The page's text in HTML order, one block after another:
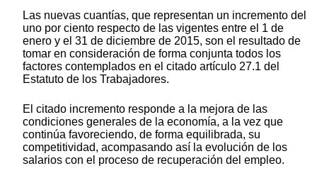
Las nuevas cuantías, que representan un incremento del
uno por ciento respecto de las vigentes entre el 1 de
enero y el 31 de diciembre de 2015, son el resultado de
tomar en consideración de forma conjunta todos los
factores contemplados en el citado artículo 27.1 del
Estatuto de los Trabajadores.
El citado incremento responde a la mejora de las
condiciones generales de la economía, a la vez que
continúa favoreciendo, de forma equilibrada, su
competitividad, acompasando así la evolución de los
salarios con el proceso de recuperación del empleo.